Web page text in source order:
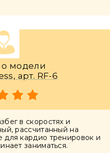
о модели
арт. RF-6
в скоростях и
рассчитанный на
кардио тренировок и
заниматься.